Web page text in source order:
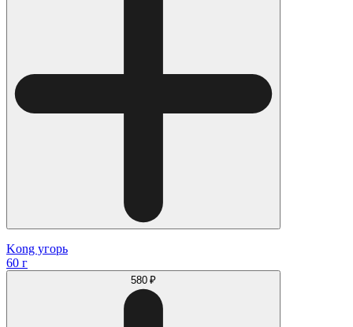
Kong угорь
60 г
580 ₽